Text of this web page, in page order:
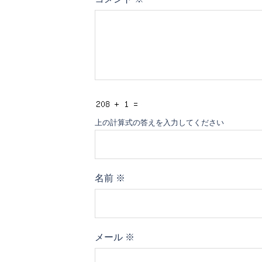
上の計算式の答えを入力してください
名前 ※
メール ※